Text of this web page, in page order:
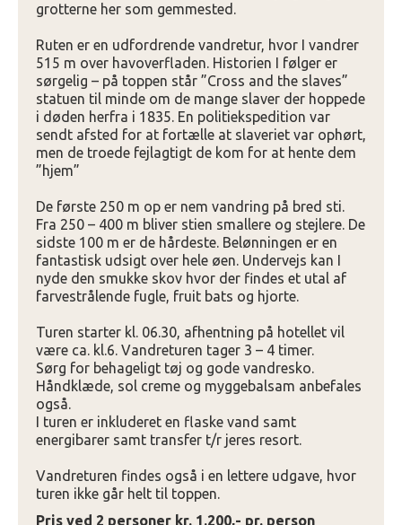
grotterne her som gemmested.
Ruten er en udfordrende vandretur, hvor I vandrer
515 m over havoverfladen. Historien I følger er
sørgelig – på toppen står ”Cross and the slaves”
statuen til minde om de mange slaver der hoppede
i døden herfra i 1835. En politiekspedition var
sendt afsted for at fortælle at slaveriet var ophørt,
men de troede fejlagtigt de kom for at hente dem
”hjem”
De første 250 m op er nem vandring på bred sti.
Fra 250 – 400 m bliver stien smallere og stejlere. De
sidste 100 m er de hårdeste. Belønningen er en
fantastisk udsigt over hele øen. Undervejs kan I
nyde den smukke skov hvor der findes et utal af
farvestrålende fugle, fruit bats og hjorte.
Turen starter kl. 06.30, afhentning på hotellet vil
være ca. kl.6. Vandreturen tager 3 – 4 timer.
Sørg for behageligt tøj og gode vandresko.
Håndklæde, sol creme og myggebalsam anbefales
også.
I turen er inkluderet en flaske vand samt
energibarer samt transfer t/r jeres resort.
Vandreturen findes også i en lettere udgave, hvor
turen ikke går helt til toppen.
Pris ved 2 personer kr. 1.200,- pr. person